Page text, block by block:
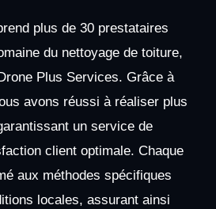
plus de 30 prestataires
du nettoyage de toiture,
Plus Services. Grâce à
avons réussi à réaliser plus
un service de
client optimale. Chaque
aux méthodes spécifiques
locales, assurant ainsi